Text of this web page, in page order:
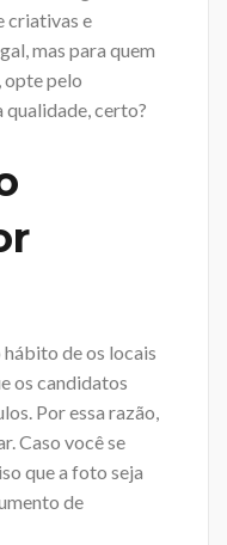
criativas e
mas para quem
, opte pelo
qualidade, certo?
de os locais
os candidatos
Por essa razão,
Caso você se
que a foto seja
de